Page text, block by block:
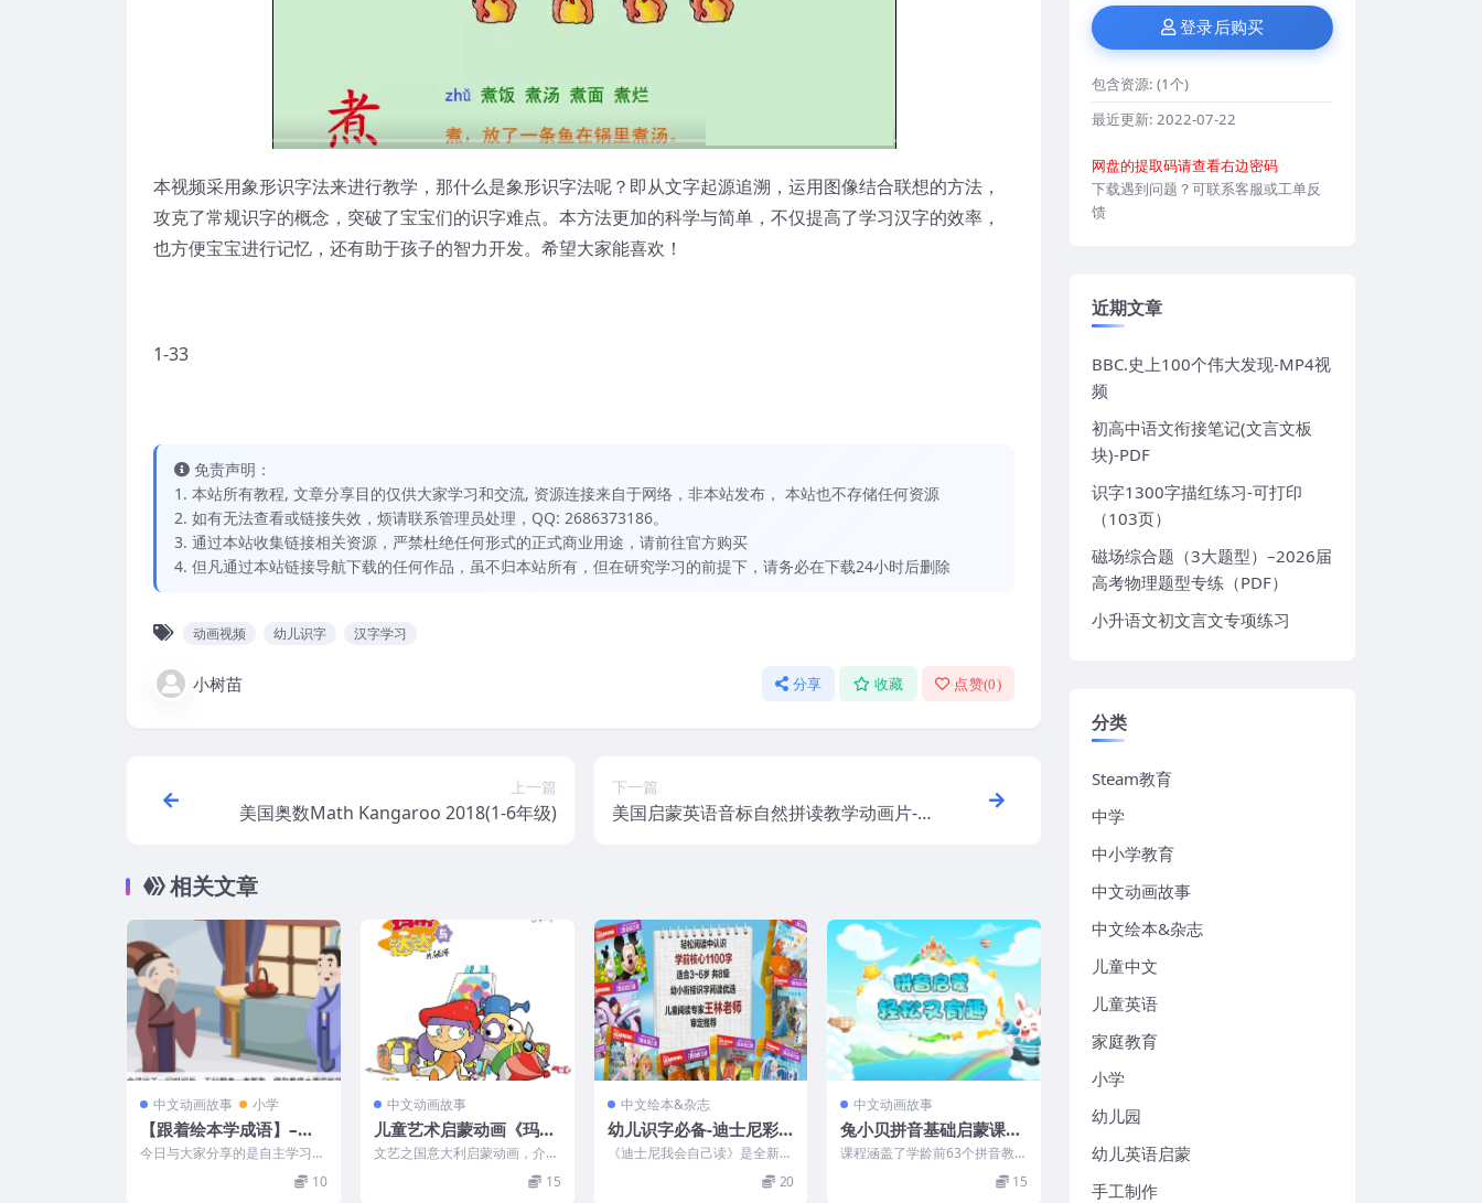
本视频采用象形识字法来进行教学，那什么是象形识字法呢？即从文字起源追溯，运用图像结合联想的方法，
攻克了常规识字的概念，突破了宝宝们的识字难点。本方法更加的科学与简单，不仅提高了学习汉字的效率，
也方便宝宝进行记忆，还有助于孩子的智力开发。希望大家能喜欢！
1-33
免责声明：
1. 本站所有教程, 文章分享目的仅供大家学习和交流, 资源连接来自于网络，非本站发布， 本站也不存储任何资源
2. 如有无法查看或链接失效，烦请联系管理员处理，QQ: 2686373186。
3. 通过本站收集链接相关资源，严禁杜绝任何形式的正式商业用途，请前往官方购买
4. 但凡通过本站链接导航下载的任何作品，虽不归本站所有，但在研究学习的前提下，请务必在下载24小时后删除
动画视频 幼儿识字 汉字学习
小树苗 分享 收藏 点赞(0)
上一篇
美国奥数Math Kangaroo 2018(1-6年级)
下一篇
美国启蒙英语音标自然拼读教学动画片-3
相关文章
中文动画故事 小学
【跟着绘本学成语】–含4
8讲课程讲义和视频
今日与大家分享的是自主学习大
语文———中文成语课程配套练
习，非常棒，高清全彩色。... 10
中文动画故事
儿童艺术启蒙动画《玛蒂
与达达的名画之旅》中文
文艺之国意大利启蒙动画，介绍
了包括梵高、达芬奇、米开朗基
罗等39位历史知名艺术家...
15
中文绘本&杂志
幼儿识字必备-迪士尼彩
色绘本《我会自己读 》1-
《迪士尼我会自己读》是全新理
念的阅读能力训练故事书，共分
为8级，每级6册，其中前...
20
中文动画故事
兔小贝拼音基础启蒙课程
（20集动画版）MP4
课程涵盖了学龄前63个拼音教
程，以及600个常见汉字的拼
读。通过强大的原创互动剧... 15
登录后购买
包含资源: (1个)
最近更新: 2022-07-22
网盘的提取码请查看右边密码
下载遇到问题？可联系客服或工单反
馈
近期文章
BBC.史上100个伟大发现-MP4视
频
初高中语文衔接笔记(文言文板
块)-PDF
识字1300字描红练习-可打印
（103页）
磁场综合题（3大题型）–2026届
高考物理题型专练（PDF）
小升语文初文言文专项练习
分类
Steam教育
中学
中小学教育
中文动画故事
中文绘本&杂志
儿童中文
儿童英语
家庭教育
小学
幼儿园
幼儿英语启蒙
手工制作